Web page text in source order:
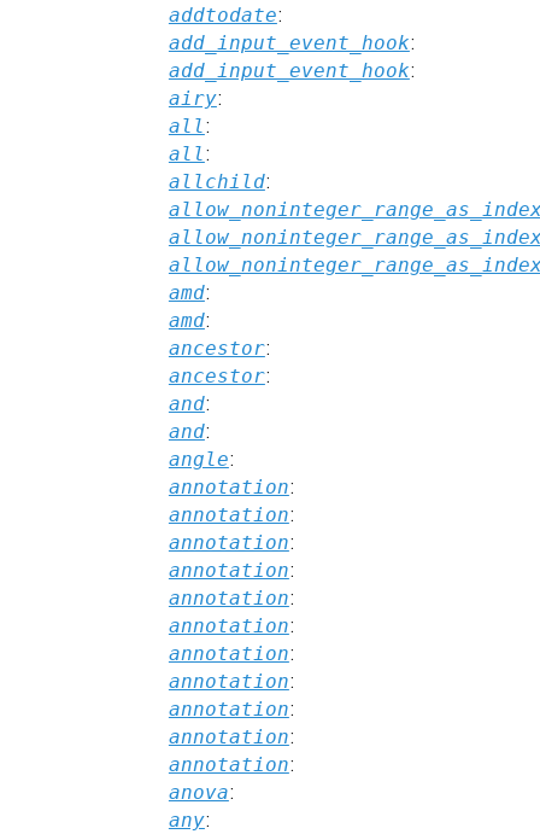
addtodate:
add_input_event_hook:
add_input_event_hook:
airy:
all:
all:
allchild:
amd:
amd:
ancestor:
ancestor:
and:
and:
angle:
annotation:
annotation:
annotation:
annotation:
annotation:
annotation:
annotation:
annotation:
annotation:
annotation:
annotation:
anova:
any: